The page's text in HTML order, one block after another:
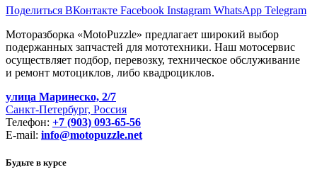
Поделиться ВКонтакте Facebook Instagram WhatsApp Telegram
Моторазборка «MotoPuzzle» предлагает широкий выбор
подержанных запчастей для мототехники. Наш мотосервис
осуществляет подбор, перевозку, техническое обслуживание
и ремонт мотоциклов, либо квадроциклов.
улица Маринеско, 2/7
Санкт-Петербург, Россия
Телефон: +7 (903) 093-65-56
E-mail: info@motopuzzle.net
Будьте в курсе